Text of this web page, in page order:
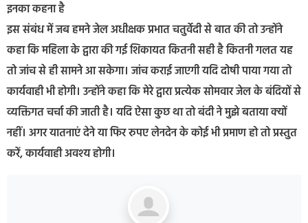
इनका कहना है
इस संबंध में जब हमने जेल अधीक्षक प्रभात चतुर्वेदी से बात की तो उन्होंने
कहा कि महिला के द्वारा की गई शिकायत कितनी सही है कितनी गलत यह
तो जांच से ही सामने आ सकेगा। जांच कराई जाएगी यदि दोषी पाया गया तो
कार्यवाही भी होगी। उन्होंने कहा कि मेरे द्वारा प्रत्येक सोमवार जेल के बंदियों से
व्यक्तिगत चर्चा की जाती है। यदि ऐसा कुछ था तो बंदी ने मुझे बताया क्यों
नहीं। अगर यातनाएं देने या फिर रुपए लेनदेन के कोई भी प्रमाण हो तो प्रस्तुत
करें, कार्यवाही अवश्य होगी।